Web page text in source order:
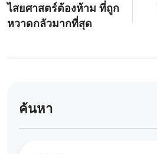
ไสยศาสตร์ต้องห้าม ที่ถูก
หวาดกลัวมากที่สุด
ค้นหา